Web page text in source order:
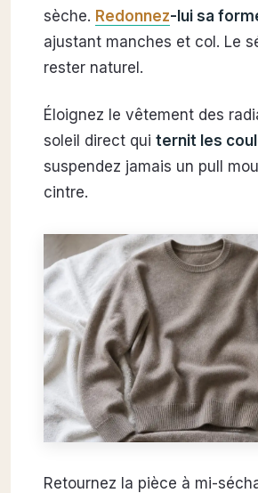
sèche. Redonnez-lui sa
ajustant manches et col. Le
rester naturel.
Éloignez le vêtement des
soleil direct qui ternit les
suspendez jamais un pull
cintre.
Retournez la pièce à mi-